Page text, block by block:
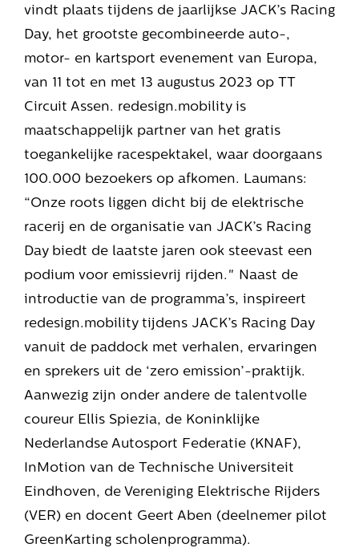
vindt plaats tijdens de jaarlijkse JACK’s Racing
Day, het grootste gecombineerde auto-,
motor- en kartsport evenement van Europa,
van 11 tot en met 13 augustus 2023 op TT
Circuit Assen. redesign.mobility is
maatschappelijk partner van het gratis
toegankelijke racespektakel, waar doorgaans
100.000 bezoekers op afkomen. Laumans:
“Onze roots liggen dicht bij de elektrische
racerij en de organisatie van JACK’s Racing
Day biedt de laatste jaren ook steevast een
podium voor emissievrij rijden." Naast de
introductie van de programma’s, inspireert
redesign.mobility tijdens JACK’s Racing Day
vanuit de paddock met verhalen, ervaringen
en sprekers uit de ‘zero emission’-praktijk.
Aanwezig zijn onder andere de talentvolle
coureur Ellis Spiezia, de Koninklijke
Nederlandse Autosport Federatie (KNAF),
InMotion van de Technische Universiteit
Eindhoven, de Vereniging Elektrische Rijders
(VER) en docent Geert Aben (deelnemer pilot
GreenKarting scholenprogramma).